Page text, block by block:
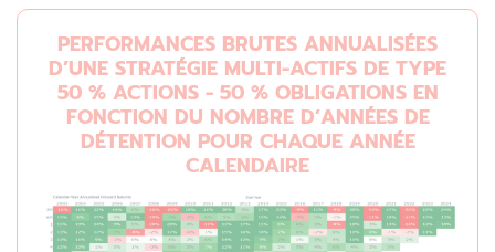
PERFORMANCES BRUTES ANNUALISÉES
D’UNE STRATÉGIE MULTI-ACTIFS DE TYPE
50 % ACTIONS - 50 % OBLIGATIONS EN
FONCTION DU NOMBRE D’ANNÉES DE
DÉTENTION POUR CHAQUE ANNÉE
CALENDAIRE